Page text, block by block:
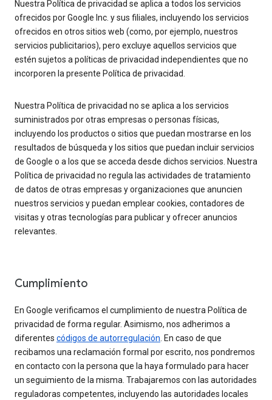
Nuestra Política de privacidad se aplica a todos los servicios
ofrecidos por Google Inc. y sus filiales, incluyendo los servicios
ofrecidos en otros sitios web (como, por ejemplo, nuestros
servicios publicitarios), pero excluye aquellos servicios que
estén sujetos a políticas de privacidad independientes que no
incorporen la presente Política de privacidad.
Nuestra Política de privacidad no se aplica a los servicios
suministrados por otras empresas o personas físicas,
incluyendo los productos o sitios que puedan mostrarse en los
resultados de búsqueda y los sitios que puedan incluir servicios
de Google o a los que se acceda desde dichos servicios. Nuestra
Política de privacidad no regula las actividades de tratamiento
de datos de otras empresas y organizaciones que anuncien
nuestros servicios y puedan emplear cookies, contadores de
visitas y otras tecnologías para publicar y ofrecer anuncios
relevantes.
Cumplimiento
En Google verificamos el cumplimiento de nuestra Política de
privacidad de forma regular. Asimismo, nos adherimos a
diferentes códigos de autorregulación. En caso de que
recibamos una reclamación formal por escrito, nos pondremos
en contacto con la persona que la haya formulado para hacer
un seguimiento de la misma. Trabajaremos con las autoridades
reguladoras competentes, incluyendo las autoridades locales